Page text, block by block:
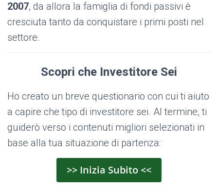
2007, da allora la famiglia di fondi passivi è
cresciuta tanto da conquistare i primi posti nel
settore.
Scopri che Investitore Sei
Ho creato un breve questionario con cui ti aiuto
a capire che tipo di investitore sei. Al termine, ti
guiderò verso i contenuti migliori selezionati in
base alla tua situazione di partenza:
>> Inizia Subito <<